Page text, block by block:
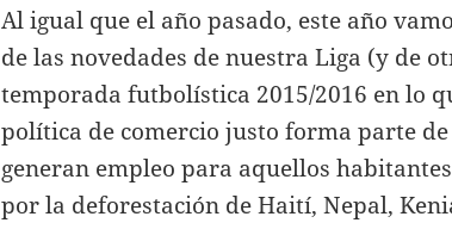
Al igual que el año pasado, este año
de las novedades de nuestra Liga (y de
temporada futbolística 2015/2016 en lo
política de comercio justo forma parte
generan empleo para aquellos
por la deforestación de Haití, Nepal,